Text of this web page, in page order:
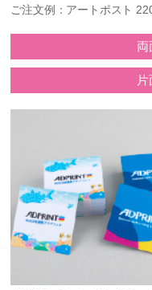
ご注文例：アートポスト
両